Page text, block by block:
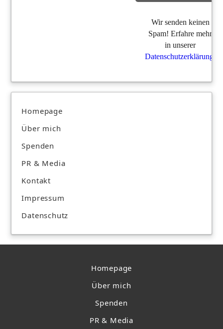
Wir senden keinen
Spam! Erfahre mehr
in unserer
Datenschutzerklärung
Homepage
Über mich
Spenden
PR & Media
Kontakt
Impressum
Datenschutz
Homepage
Über mich
Spenden
PR & Media